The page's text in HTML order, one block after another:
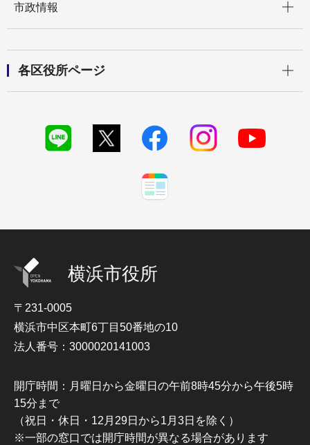
市政情報
各区役所ページ
横浜市役所
〒231-0005
横浜市中区本町6丁目50番地の10
法人番号：3000020141003
開庁時間：月曜日から金曜日の午前8時45分から午後5時
15分まで
（祝日・休日・12月29日から1月3日を除く）
※一部の窓口では開庁時間が異なる場合があります